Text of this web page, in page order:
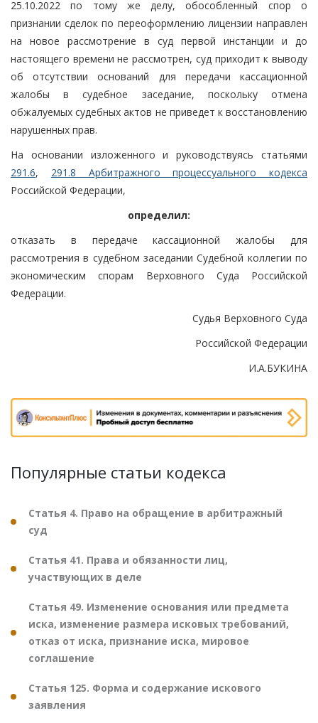
25.10.2022 по тому же делу, обособленный спор о
признании сделок по переоформлению лицензии направлен
на новое рассмотрение в суд первой инстанции и до
настоящего времени не рассмотрен, суд приходит к выводу
об отсутствии оснований для передачи кассационной
жалобы в судебное заседание, поскольку отмена
обжалуемых судебных актов не приведет к восстановлению
нарушенных прав.
На основании изложенного и руководствуясь статьями
291.6, 291.8 Арбитражного процессуального кодекса
Российской Федерации,
определил:
отказать в передаче кассационной жалобы для
рассмотрения в судебном заседании Судебной коллегии по
экономическим спорам Верховного Суда Российской
Федерации.
Судья Верховного Суда
Российской Федерации
И.А.БУКИНА
Популярные статьи кодекса
Статья 4. Право на обращение в арбитражный
суд
Статья 41. Права и обязанности лиц,
участвующих в деле
Статья 49. Изменение основания или предмета
иска, изменение размера исковых требований,
отказ от иска, признание иска, мировое
соглашение
Статья 125. Форма и содержание искового
заявления